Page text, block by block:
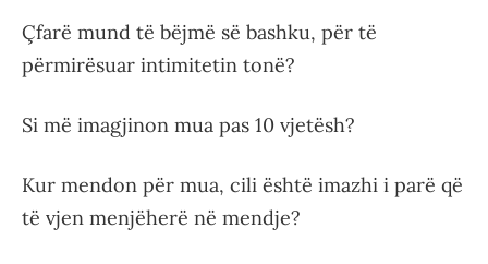
Çfarë mund të bëjmë së bashku, për të
përmirësuar intimitetin tonë?
Si më imagjinon mua pas 10 vjetësh?
Kur mendon për mua, cili është imazhi i parë që
të vjen menjëherë në mendje?